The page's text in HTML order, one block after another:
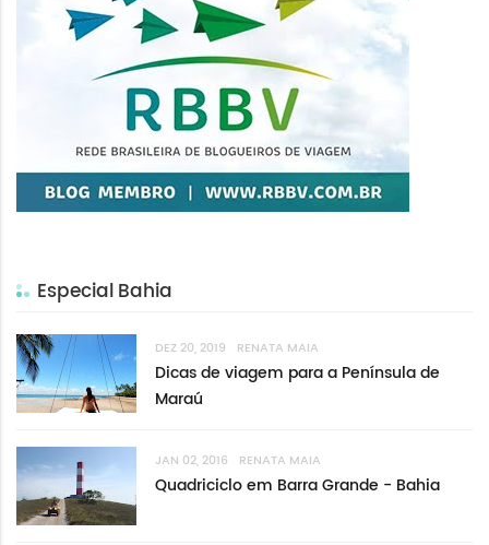
Especial Bahia
DEZ 20, 2019 RENATA MAIA
Dicas de viagem para a Península de
Maraú
JAN 02, 2016 RENATA MAIA
Quadriciclo em Barra Grande - Bahia